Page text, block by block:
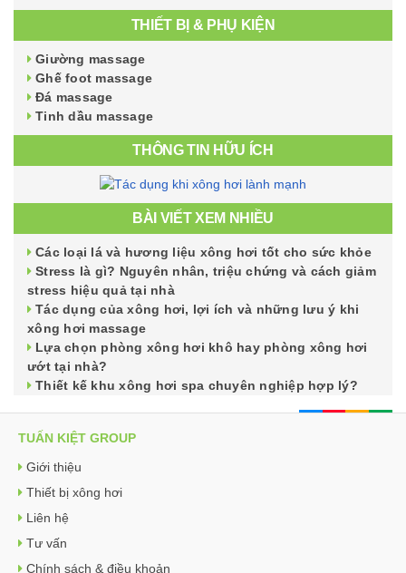
THIẾT BỊ & PHỤ KIỆN
Giường massage
Ghế foot massage
Đá massage
Tinh dầu massage
THÔNG TIN HỮU ÍCH
BÀI VIẾT XEM NHIỀU
Các loại lá và hương liệu xông hơi tốt cho sức khỏe
Stress là gì? Nguyên nhân, triệu chứng và cách giảm
stress hiệu quả tại nhà
Tác dụng của xông hơi, lợi ích và những lưu ý khi
xông hơi massage
Lựa chọn phòng xông hơi khô hay phòng xông hơi
ướt tại nhà?
Thiết kế khu xông hơi spa chuyên nghiệp hợp lý?
TUẤN KIỆT GROUP
Giới thiệu
Thiết bị xông hơi
Liên hệ
Tư vấn
Chính sách & điều khoản